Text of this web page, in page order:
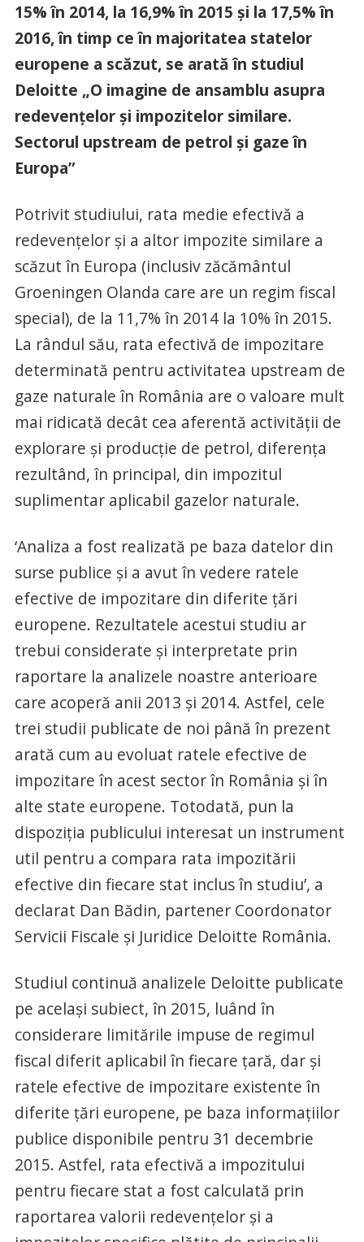
15% în 2014, la 16,9% în 2015 şi la 17,5% în
2016, în timp ce în majoritatea statelor
europene a scăzut, se arată în studiul
Deloitte „O imagine de ansamblu asupra
redevenţelor şi impozitelor similare.
Sectorul upstream de petrol şi gaze în
Europa”
Potrivit studiului, rata medie efectivă a
redevenţelor şi a altor impozite similare a
scăzut în Europa (inclusiv zăcământul
Groeningen Olanda care are un regim fiscal
special), de la 11,7% în 2014 la 10% în 2015.
La rândul său, rata efectivă de impozitare
determinată pentru activitatea upstream de
gaze naturale în România are o valoare mult
mai ridicată decât cea aferentă activităţii de
explorare şi producţie de petrol, diferenţa
rezultând, în principal, din impozitul
suplimentar aplicabil gazelor naturale.
‘Analiza a fost realizată pe baza datelor din
surse publice şi a avut în vedere ratele
efective de impozitare din diferite ţări
europene. Rezultatele acestui studiu ar
trebui considerate şi interpretate prin
raportare la analizele noastre anterioare
care acoperă anii 2013 şi 2014. Astfel, cele
trei studii publicate de noi până în prezent
arată cum au evoluat ratele efective de
impozitare în acest sector în România şi în
alte state europene. Totodată, pun la
dispoziţia publicului interesat un instrument
util pentru a compara rata impozitării
efective din fiecare stat inclus în studiu’, a
declarat Dan Bădin, partener Coordonator
Servicii Fiscale şi Juridice Deloitte România.
Studiul continuă analizele Deloitte publicate
pe acelaşi subiect, în 2015, luând în
considerare limitările impuse de regimul
fiscal diferit aplicabil în fiecare ţară, dar şi
ratele efective de impozitare existente în
diferite ţări europene, pe baza informaţiilor
publice disponibile pentru 31 decembrie
2015. Astfel, rata efectivă a impozitului
pentru fiecare stat a fost calculată prin
raportarea valorii redevenţelor şi a